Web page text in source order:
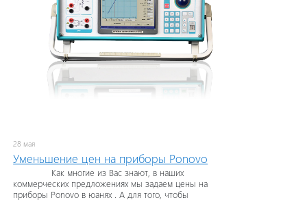
28 мая
Уменьшение цен на приборы Ponovo
Как многие из Вас знают, в наших
коммерческих предложениях мы задаем цены на
приборы Ponovo в юанях . А для того, чтобы